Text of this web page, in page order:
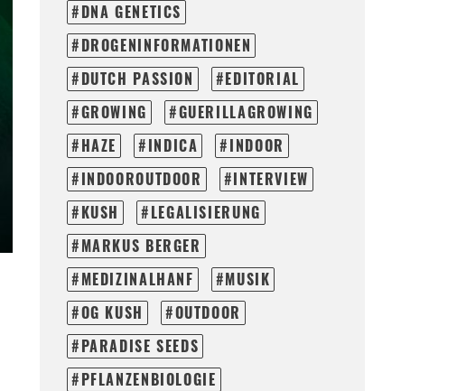
DNA GENETICS
DROGENINFORMATIONEN
DUTCH PASSION
EDITORIAL
GROWING
GUERILLAGROWING
HAZE
INDICA
INDOOR
INDOOROUTDOOR
INTERVIEW
KUSH
LEGALISIERUNG
MARKUS BERGER
MEDIZINALHANF
MUSIK
OG KUSH
OUTDOOR
PARADISE SEEDS
PFLANZENBIOLOGIE